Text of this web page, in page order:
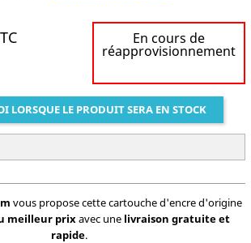
En cours de
réapprovisionnement
LORSQUE LE PRODUIT SERA EN STOCK
vous propose cette cartouche d'encre d'origine
meilleur prixavec une livraison gratuite et
rapide.